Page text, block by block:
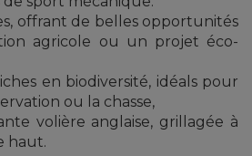
offrant de belles opportunités
agricole ou un projet éco-
en biodiversité, idéals pour
ou la chasse,
volière anglaise, grillagée à
haut.